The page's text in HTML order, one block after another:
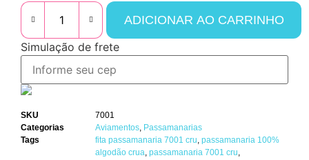
ADICIONAR AO CARRINHO
Simulação de frete
SKU
7001
Categorias
Aviamentos, Passamanarias
Tags
fita passamanaria 7001 cru, passamanaria 100%
algodão crua, passamanaria 7001 cru,